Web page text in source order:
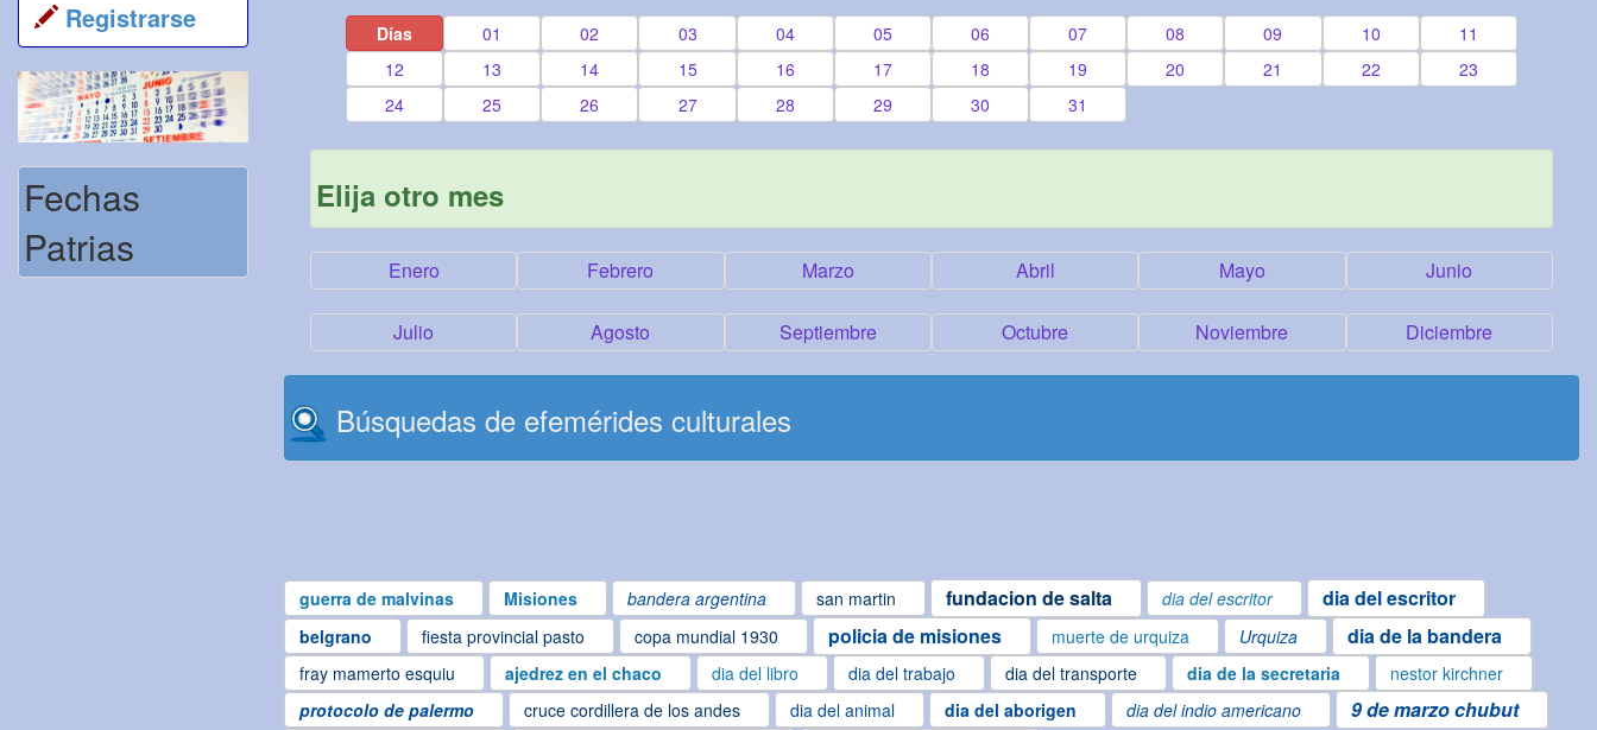
Registrarse
Fechas
Patrias
Días 01 02 03 04 05 06 07 08 09 10
11
12
13 14 15 16 17 18 19 20 21 22
23
24
25 26 27 28 29 30 31
Elija otro mes
Enero Febrero Marzo Abril Mayo Junio
Julio Agosto Septiembre Octubre Noviembre Diciembre
Búsquedas de efemérides culturales
guerra de malvinas Misiones bandera argentina san martin fundacion de salta dia del escritor dia del escritor
belgrano fiesta provincial pasto copa mundial 1930 policia de misiones muerte de urquiza Urquiza dia de la bandera
fray mamerto esquiu ajedrez en el chaco dia del libro dia del trabajo dia del transporte dia de la secretaria
nestor kirchner
protocolo de palermo
cruce cordillera de los andes dia del animal dia del aborigen dia del indio americano 9 de marzo chubut